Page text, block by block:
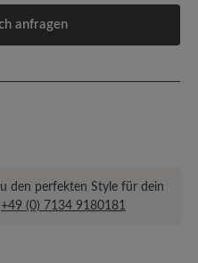
anfragen
den perfekten Style für dein
+49 (0) 7134 9180181